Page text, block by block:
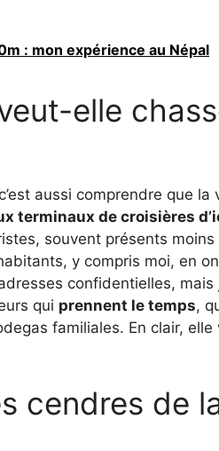
: mon expérience au Népal
elle
aussi comprendre que la
terminaux de croisières
souvent présents
y compris moi, en
confidentielles, mais
qui prennent le temps,
familiales. En clair, elle
cendres de